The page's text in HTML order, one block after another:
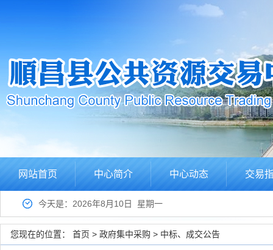
网站首页 中心简介 中心动态 交易
今天是：2026年8月10日 星期一
您现在的位置： 首页 > 政府集中采购 > 中标、成交公告